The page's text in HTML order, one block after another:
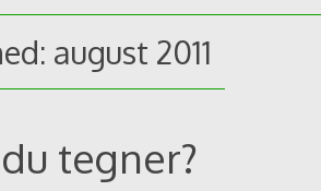
august 2011
tegner?